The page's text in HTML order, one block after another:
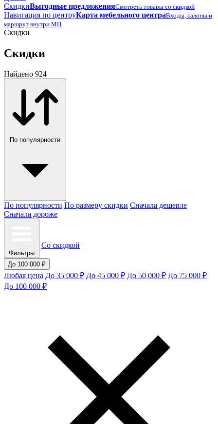
СкидкиВыгодные предложенияСмотреть товары со скидкой
Навигация по центруКарта мебельного центраВходы, салоны и
маршрут внутри МЦ
Скидки
Скидки
Найдено 924
По популярности
По популярности По размеру скидки Сначала дешевле
Сначала дороже
Фильтры
Со скидкой
До 100 000 ₽
Любая цена До 35 000 ₽ До 45 000 ₽ До 50 000 ₽ До 75 000 ₽
До 100 000 ₽